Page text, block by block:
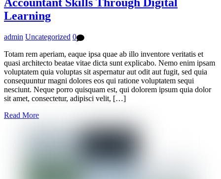
Accountant Skills Through Digital
Learning
admin Uncategorized 0
Totam rem aperiam, eaque ipsa quae ab illo inventore veritatis et
quasi architecto beatae vitae dicta sunt explicabo. Nemo enim ipsam
voluptatem quia voluptas sit aspernatur aut odit aut fugit, sed quia
consequuntur magni dolores eos qui ratione voluptatem sequi
nesciunt. Neque porro quisquam est, qui dolorem ipsum quia dolor
sit amet, consectetur, adipisci velit, […]
Read More